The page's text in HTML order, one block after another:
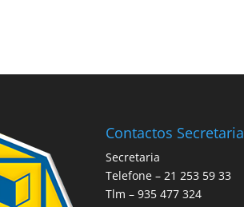
Contactos Secretaria
Secretaria
Telefone – 21 253 59 33
Tlm – 935 477 324